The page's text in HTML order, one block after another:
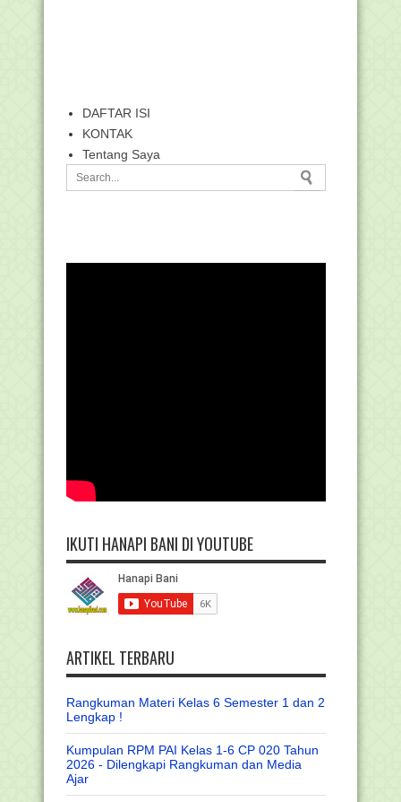
DAFTAR ISI
KONTAK
Tentang Saya
IKUTI HANAPI BANI DI YOUTUBE
ARTIKEL TERBARU
Rangkuman Materi Kelas 6 Semester 1 dan 2
Lengkap !
Kumpulan RPM PAI Kelas 1-6 CP 020 Tahun
2026 - Dilengkapi Rangkuman dan Media
Ajar